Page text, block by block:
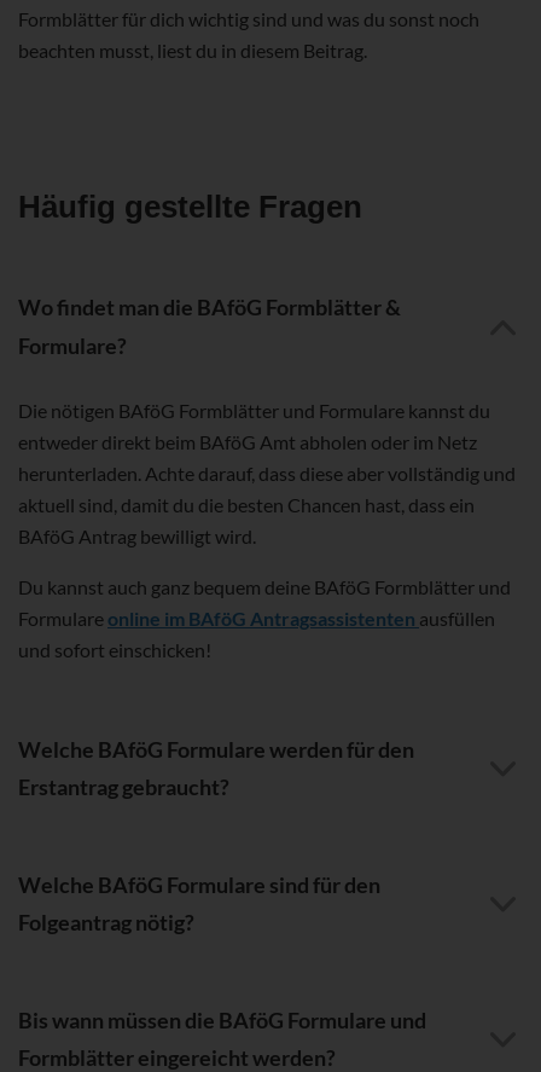
Formblätter für dich wichtig sind und was du sonst noch
beachten musst, liest du in diesem Beitrag.
Häufig gestellte Fragen
Wo findet man die BAföG Formblätter &
Formulare?
Die nötigen BAföG Formblätter und Formulare kannst du
entweder direkt beim BAföG Amt abholen oder im Netz
herunterladen. Achte darauf, dass diese aber vollständig und
aktuell sind, damit du die besten Chancen hast, dass ein
BAföG Antrag bewilligt wird.
Du kannst auch ganz bequem deine BAföG Formblätter und
Formulare online im BAföG Antragsassistenten ausfüllen
und sofort einschicken!
Welche BAföG Formulare werden für den
Erstantrag gebraucht?
Welche BAföG Formulare sind für den
Folgeantrag nötig?
Bis wann müssen die BAföG Formulare und
Formblätter eingereicht werden?